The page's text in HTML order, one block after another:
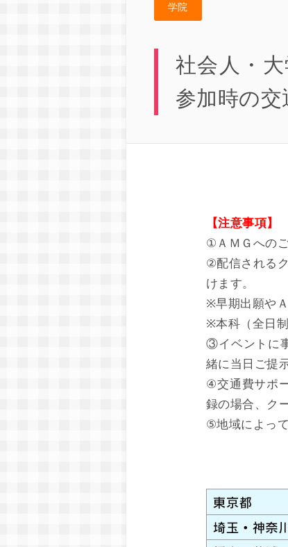
学院
社会人・
参加時の交
【注意事項】
①ＡＭＧへの
②配信される
けます。
※早期出願や
※本科（全日
③イベントに
緒に当日ご提
④交通費サポ
録の場合、ク
⑤地域によっ